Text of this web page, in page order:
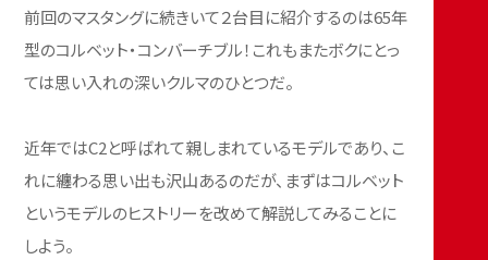
前回のマスタングに続きいて２台目に紹介するのは65年
型のコルベット・コンバーチブル！これもまたボクにとっ
ては思い入れの深いクルマのひとつだ。
近年ではC2と呼ばれて親しまれているモデルであり、こ
れに纏わる思い出も沢山あるのだが、まずはコルベット
というモデルのヒストリーを改めて解説してみることに
しよう。